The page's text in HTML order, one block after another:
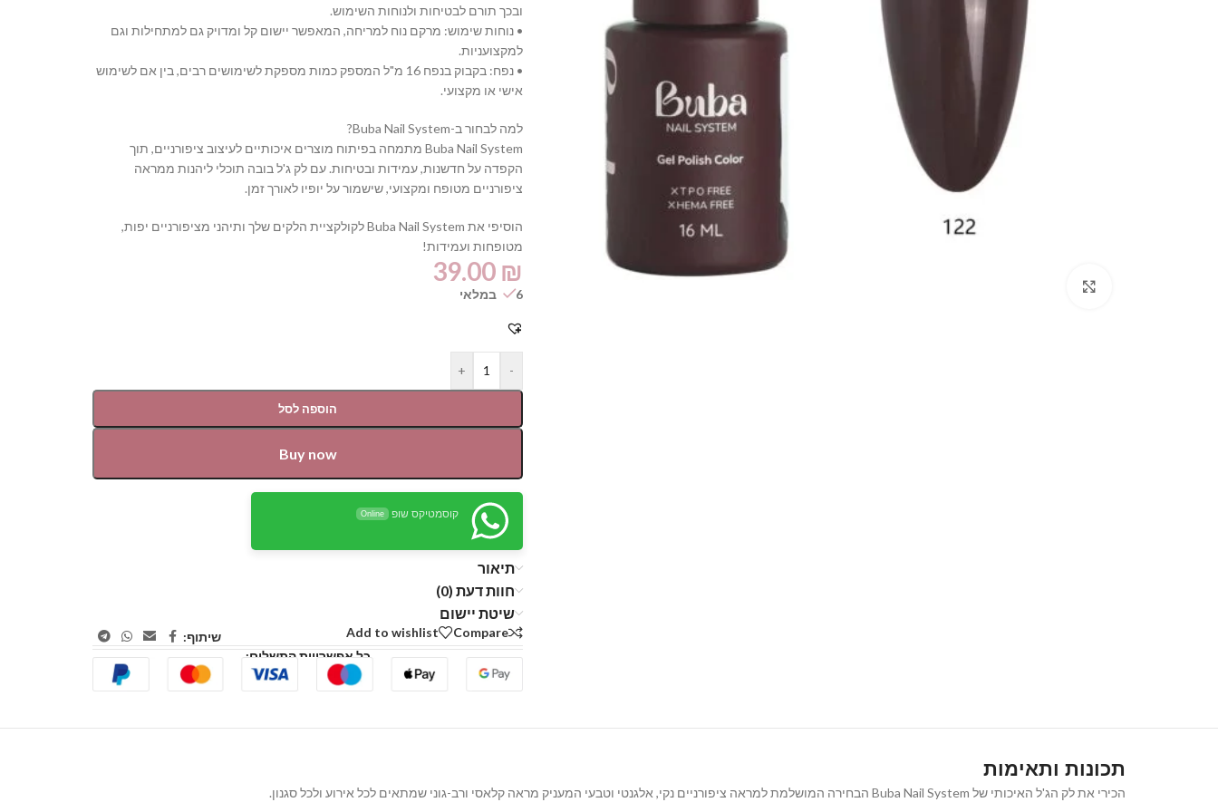
ובכך תורם לבטיחות ולנוחות השימוש.
• נוחות שימוש: מרקם נוח למריחה, המאפשר יישום קל ומדויק גם למתחילות וגם
למקצועניות.
• נפח: בקבוק בנפח 16 מ"ל המספק כמות מספקת לשימושים רבים, בין אם לשימוש
אישי או מקצועי.
למה לבחור ב-Buba Nail System?
Buba Nail System מתמחה בפיתוח מוצרים איכותיים לעיצוב ציפורניים, תוך
הקפדה על חדשנות, עמידות ובטיחות. עם לק ג'ל בובה תוכלי ליהנות ממראה
ציפורניים מטופח ומקצועי, שישמור על יופיו לאורך זמן.
הוסיפי את Buba Nail System לקולקציית הלקים שלך ותיהני מציפורניים יפות,
מטופחות ועמידות!
39.00 ₪
6 במלאי
-
+
הוספה לסל
Buy now
קוסמטיקס שופ Online
תיאור
חוות דעת (0)
שיטת יישום
Compare
Add to wishlist
שיתוף:
כל אפשרויות התשלום:
תכונות ותאימות
הכירי את לק הג'ל האיכותי של Buba Nail System הבחירה המושלמת למראה ציפורניים נקי, אלגנטי וטבעי המעניק מראה קלאסי ורב-גוני שמתאים לכל אירוע ולכל סגנון.